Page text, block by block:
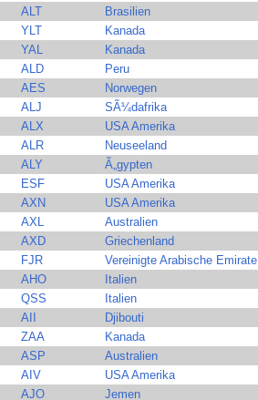
ALT
Brasilien
YLT
Kanada
YAL
Kanada
ALD
Peru
AES
Norwegen
ALJ
SÃ¼dafrika
ALX
USA Amerika
ALR
Neuseeland
ALY
Ã„gypten
ESF
USA Amerika
AXN
USA Amerika
AXL
Australien
AXD
Griechenland
FJR
Vereinigte Arabische Emirate
AHO
Italien
QSS
Italien
AII
Djibouti
ZAA
Kanada
ASP
Australien
AIV
USA Amerika
AJO Jemen